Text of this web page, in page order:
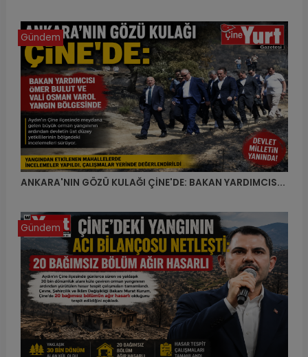
ANKARA'NIN GÖZÜ KULAĞI ÇİNE'DE: BAKAN YARDIMCIS...
Gündem
Gündem